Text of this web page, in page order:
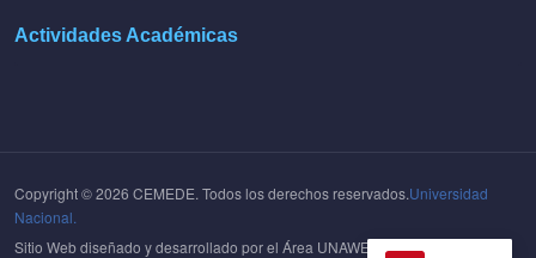
Actividades Académicas
Copyright © 2026 CEMEDE. Todos los derechos reservados.Universidad
Nacional.
Sitio Web diseñado y desarrollado por el Área UNAWEB delCentro de